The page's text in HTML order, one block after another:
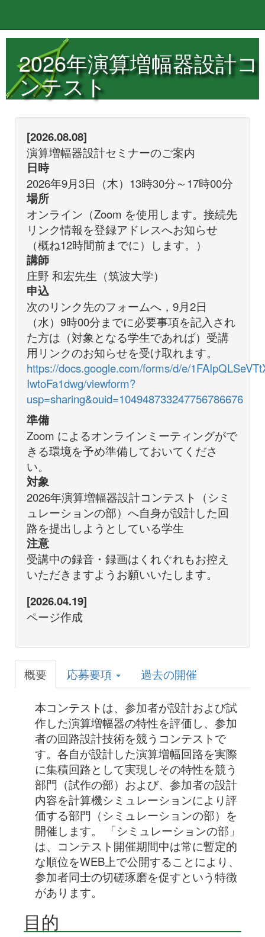
2026年演算増幅器設計コ
ンテスト
[2026.08.08]
演算増幅器設計セミナーのご案内
日時
2026年9月3日（木）13時30分～17時00分
場所
オンライン（Zoom を使用します。接続先
リンク情報を登録アドレスへお知らせ
（概ね12時間前までに）します。）
講師
庄野 和宏先生（筑波大学）
申込
次のリンク先のフォームへ，9月2日
（水）9時00分までに必要事項を記入され
た方は（対象となる学生であれば）受講
用リンクのお知らせを受け取れます。
https://docs.google.com/forms/d/e/
IwtoFa1dwg/viewform?
usp=sharing&ouid=104948733247756786676
準備
Zoom によるオンラインミーティングがで
きる環境を予め準備しておいてくださ
い。
対象
2026年演算増幅器設計コンテスト（シミ
ュレーションの部）へ自身が設計した回
路を提出しようとしている学生
注意
受講中の録音・録画はくれぐれもお控え
いただきますようお願いいたします。
[2026.04.19]
ページ作成
概要 応募要項 過去の開催
本コンテストは、参加者が設計および試
作した演算増幅器の特性を評価し、参加
者の回路設計技術を競うコンテストで
す。各自が設計した演算増幅回路を実際
に集積回路として実現しその特性を競う
部門（試作の部）および、参加者の設計
内容を計算機シミュレーションにより評
価する部門（シミュレーションの部）を
開催します。 「シミュレーションの部」
は、コンテスト開催期間中は常に暫定的
な順位をWEB上で公開することにより、
参加者同士の切磋琢磨を促すという特徴
があります。
目的